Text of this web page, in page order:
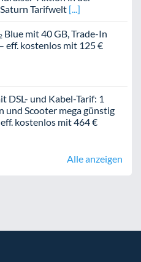
Tarifwelt
Blue mit 40 GB, Trade-In
eff. kostenlos mit 125 €
DSL- und Kabel-Tarif: 1
und Scooter mega günstig
kostenlos mit 464 €
Alle anzeigen